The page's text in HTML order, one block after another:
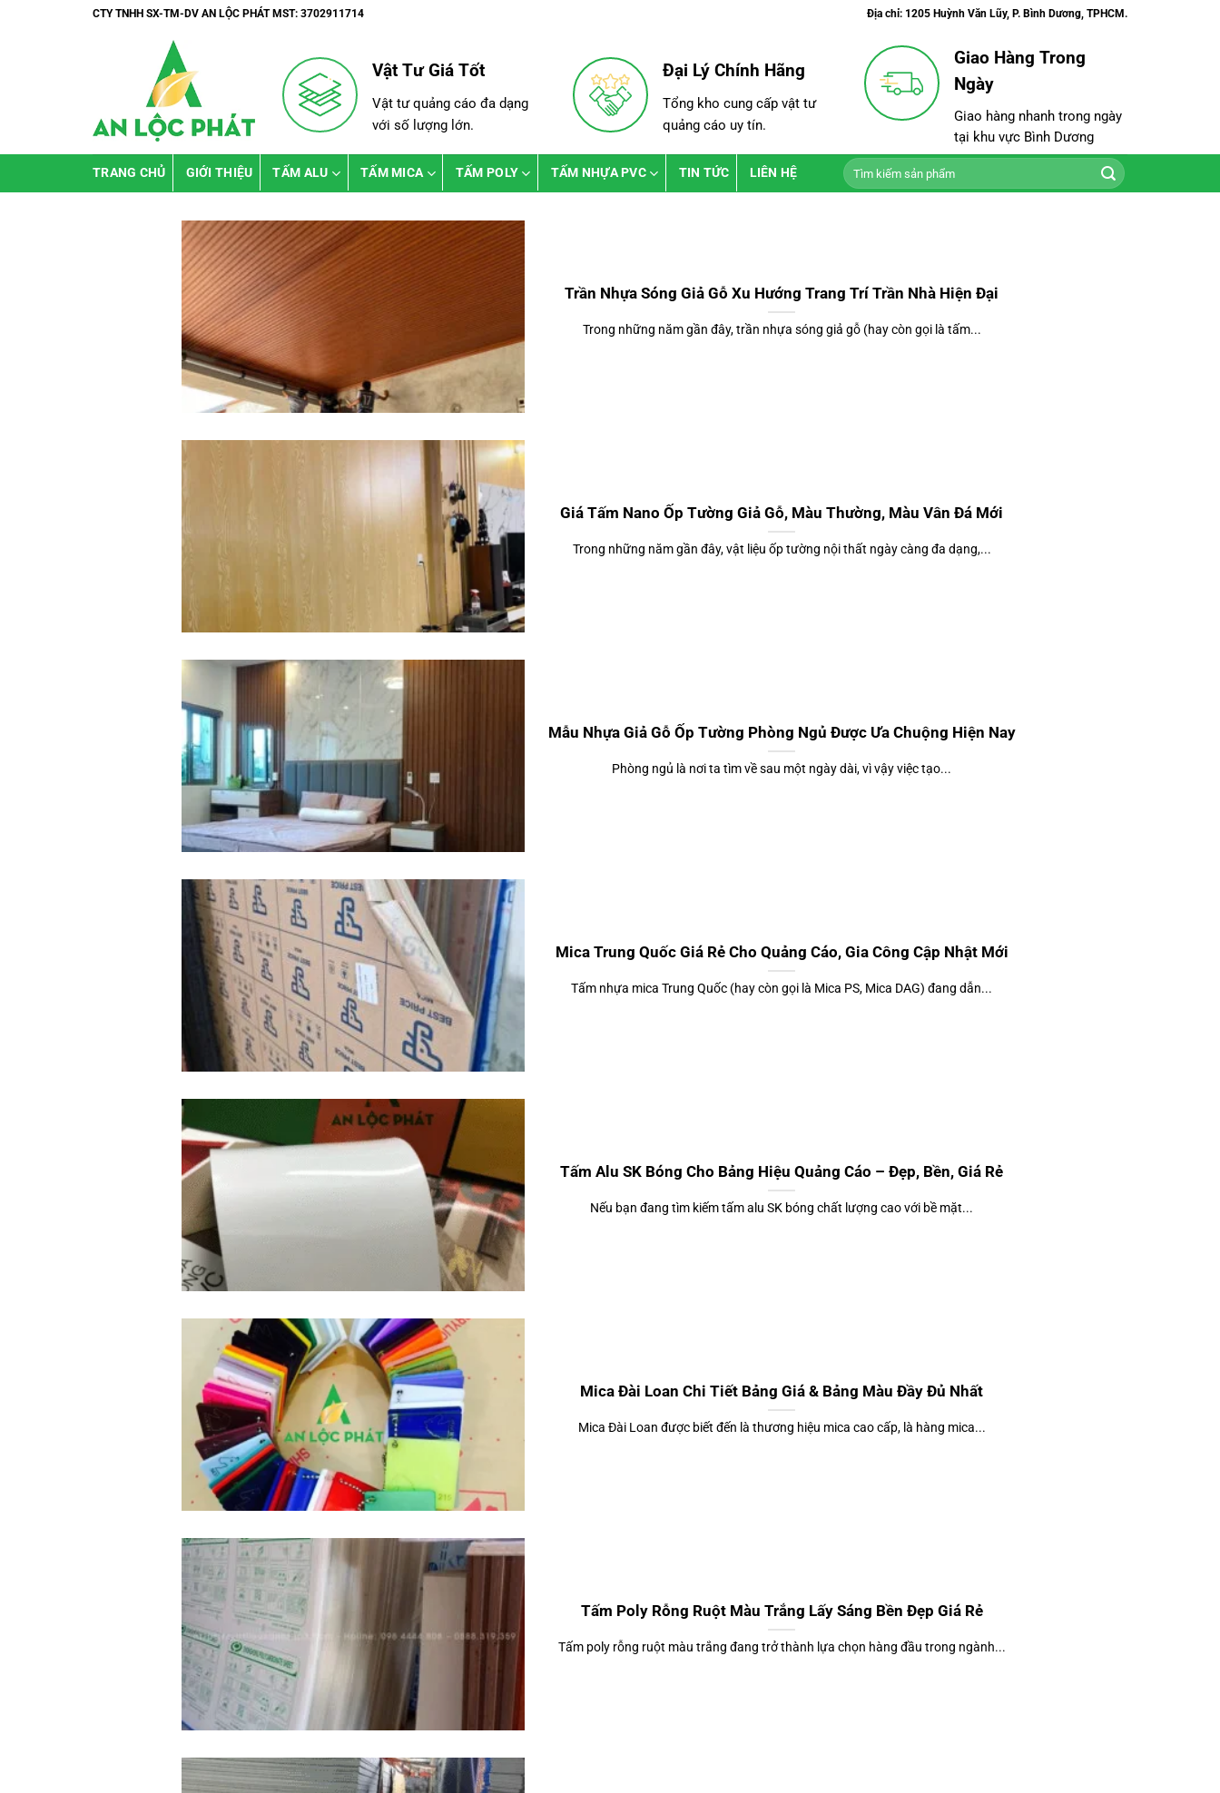
CTY TNHH SX-TM-DV AN LỘC PHÁT MST: 3702911714 Địa chỉ: 1205 Huỳnh Văn Lũy, P. Bình Dương, TPHCM.
Vật Tư Giá Tốt
Vật tư quảng cáo đa dạng
với số lượng lớn.
Đại Lý Chính Hãng
Tổng kho cung cấp vật tư
quảng cáo uy tín.
Giao Hàng Trong
Ngày
Giao hàng nhanh trong ngày
tại khu vực Bình Dương
TRANG CHỦ GIỚI THIỆU TẤM ALU TẤM MICA TẤM POLY TẤM NHỰA PVC TIN TỨC LIÊN HỆ
Tìm
kiếm:
Trần Nhựa Sóng Giả Gỗ Xu Hướng Trang Trí Trần Nhà Hiện Đại
Trong những năm gần đây, trần nhựa sóng giả gỗ (hay còn gọi là tấm...
Giá Tấm Nano Ốp Tường Giả Gỗ, Màu Thường, Màu Vân Đá Mới
Trong những năm gần đây, vật liệu ốp tường nội thất ngày càng đa dạng,...
Mẫu Nhựa Giả Gỗ Ốp Tường Phòng Ngủ Được Ưa Chuộng Hiện Nay
Phòng ngủ là nơi ta tìm về sau một ngày dài, vì vậy việc tạo...
Mica Trung Quốc Giá Rẻ Cho Quảng Cáo, Gia Công Cập Nhật Mới
Tấm nhựa mica Trung Quốc (hay còn gọi là Mica PS, Mica DAG) đang dẫn...
Tấm Alu SK Bóng Cho Bảng Hiệu Quảng Cáo – Đẹp, Bền, Giá Rẻ
Nếu bạn đang tìm kiếm tấm alu SK bóng chất lượng cao với bề mặt...
Mica Đài Loan Chi Tiết Bảng Giá & Bảng Màu Đầy Đủ Nhất
Mica Đài Loan được biết đến là thương hiệu mica cao cấp, là hàng mica...
Tấm Poly Rỗng Ruột Màu Trắng Lấy Sáng Bền Đẹp Giá Rẻ
Tấm poly rỗng ruột màu trắng đang trở thành lựa chọn hàng đầu trong ngành...